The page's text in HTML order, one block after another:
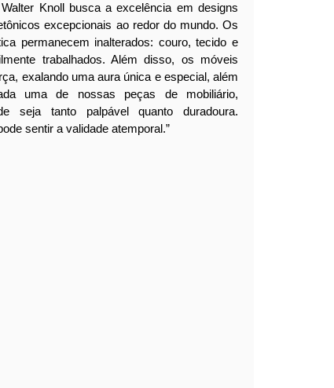
Knoll busca a excelência em designs
excepcionais ao redor do mundo. Os
permanecem inalterados: couro, tecido e
trabalhados. Além disso, os móveis
exalando uma aura única e especial, além
uma de nossas peças de mobiliário,
seja tanto palpável quanto duradoura.
sentir a validade atemporal.”